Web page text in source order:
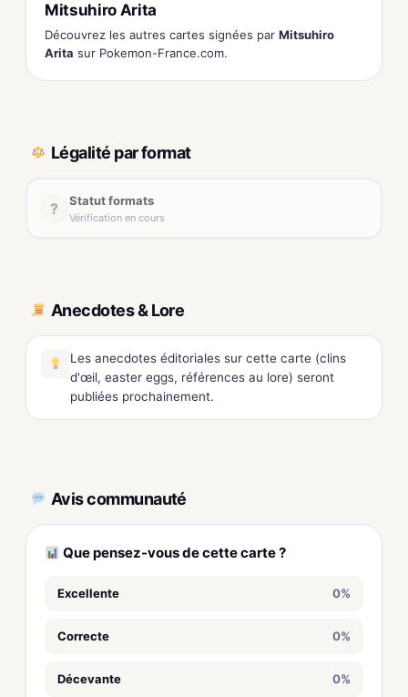
Mitsuhiro Arita
Découvrez les autres cartes signées par Mitsuhiro
Arita sur Pokemon-France.com.
Légalité par format
? Statut formats
Vérification en cours
Anecdotes & Lore
Les anecdotes éditoriales sur cette carte (clins
d'œil, easter eggs, références au lore) seront
publiées prochainement.
Avis communauté
Que pensez-vous de cette carte ?
Excellente 0%
Correcte 0%
Décevante 0%